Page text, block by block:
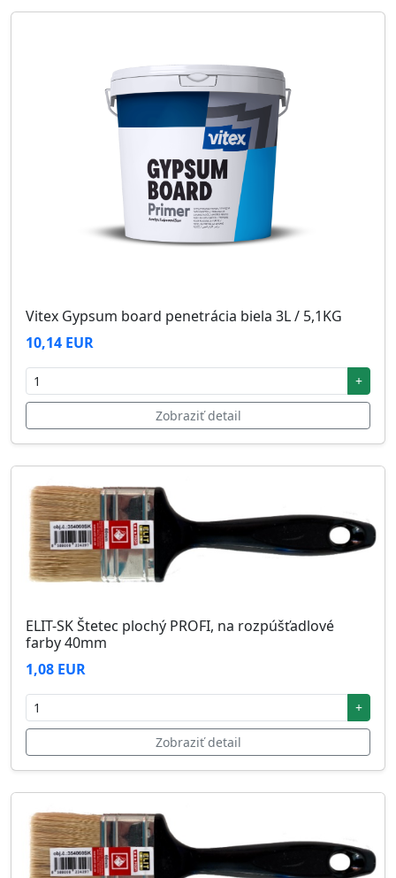
Vitex Gypsum board penetrácia biela 3L / 5,1KG
10,14 EUR
+
Zobraziť detail
ELIT-SK Štetec plochý PROFI, na rozpúšťadlové
farby 40mm
1,08 EUR
+
Zobraziť detail